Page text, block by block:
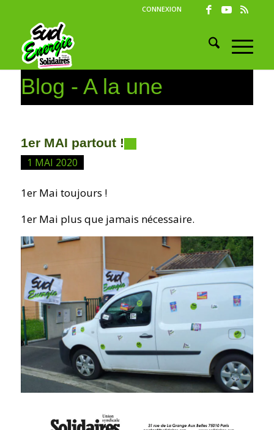
CONNEXION
Blog - A la une
1er MAI partout !
1 MAI 2020
1er Mai toujours !
1er Mai plus que jamais nécessaire.